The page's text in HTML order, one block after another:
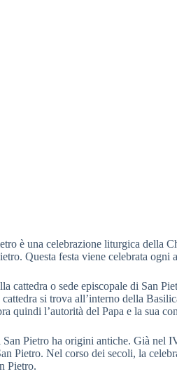
è una celebrazione liturgica della
Questa festa viene celebrata ogni
cattedra o sede episcopale di San
si trova all’interno della
quindi l’autorità del Papa e la sua
Pietro ha origini antiche. Già nel
Pietro. Nel corso dei secoli, la
Pietro.